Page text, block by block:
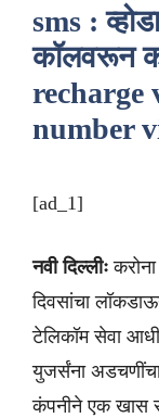
sms :
कॉलवरून
recharge
number
[ad_1]
नवी दिल्लीः
दिवसांचा
टेलिकॉम सेवा
युजर्संना
कंपनीने एक खास